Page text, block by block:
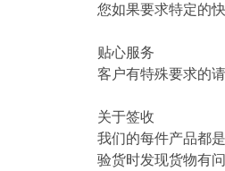
您如果要求特定的
贴心服务
客户有特殊要求的
关于签收
我们的每件产品都
验货时发现货物有